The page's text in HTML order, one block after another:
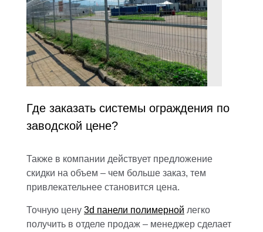
Где заказать системы ограждения по
заводской цене?
Также в компании действует предложение
скидки на объем – чем больше заказ, тем
привлекательнее становится цена.
Точную цену 3d панели полимерной легко
получить в отделе продаж – менеджер сделает